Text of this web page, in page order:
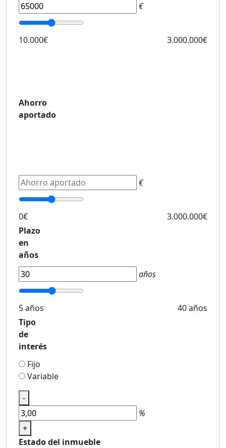
€
10.000€ 3.000.000€
Ahorro
aportado
€
0€
3.000.000€
Plazo
en
años
años
5 años
40 años
Tipo
de
interés
Fijo
Variable
-
%
+
Estado del inmueble